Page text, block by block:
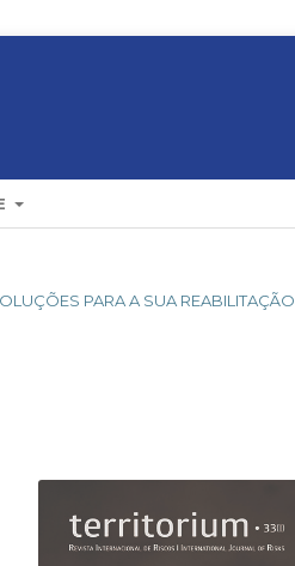
PARA A SUA REABILITAÇÃO